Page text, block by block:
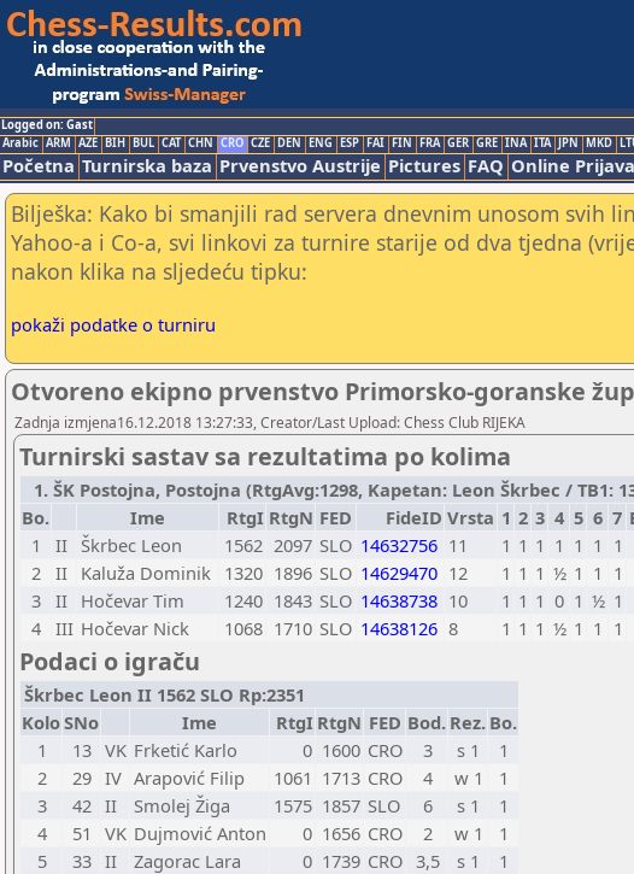
Logged on: Gast
Arabic ARM AZE BIH BUL CAT CHN CRO CZE DEN ENG ESP FAI FIN FRA GER GRE INA ITA JPN MKD
Početna Turnirska baza Prvenstvo Austrije Pictures FAQ Online Prijava
Bilješka: Kako bi smanjili rad servera dnevnim unosom svih
Yahoo-a i Co-a, svi linkovi za turnire starije od dva tjedna
nakon klika na sljedeću tipku:
pokaži podatke o turniru
Otvoreno ekipno prvenstvo Primorsko-goranske
Zadnja izmjena16.12.2018 13:27:33, Creator/Last Upload: Chess Club RIJEKA
Turnirski sastav sa rezultatima po kolima
1. ŠK Postojna, Postojna (RtgAvg:1298, Kapetan: Leon Škrbec / TB1:
Bo.
Ime RtgI RtgN FED FideID Vrsta 1 2 3 4 5 6 7
1
II Škrbec Leon 1562 2097 SLO 14632756 11 1 1 1 1 1 1 1
2 II Kaluža Dominik 1320 1896 SLO 14629470 12 1 1 1 ½ 1 1 1
3 II Hočevar Tim 1240 1843 SLO 14638738 10 1 1 1 0 1 ½ 1
4 III Hočevar Nick 1068 1710 SLO 14638126 8 1 1 1 ½ 1 1 1
Podaci o igraču
Škrbec Leon II 1562 SLO Rp:2351
KoloSNo Ime RtgI RtgN FED Bod. Rez. Bo.
1
13 VK Frketić Karlo 0 1600 CRO 3 s 1
1
2
29 IV Arapović Filip 1061 1713 CRO 4 w 1
1
3
42 II Smolej Žiga 1575 1857 SLO 6 s 1
1
4
51 VK Dujmović Anton 0 1656 CRO 2 w 1
1
5
33 II Zagorac Lara 0 1739 CRO 3,5 s 1
1